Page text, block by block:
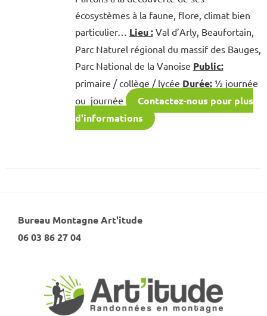
écosystèmes à la faune, flore, climat bien
particulier… Lieu :Val d’Arly, Beaufortain,
Parc Naturel régional du massif des Bauges,
Parc National de la Vanoise Public:
primaire / collège / lycée Durée:½ journée
ou journée
Contactez-nous pour plus
d'informations
Bureau Montagne Art'itude
06 03 86 27 04